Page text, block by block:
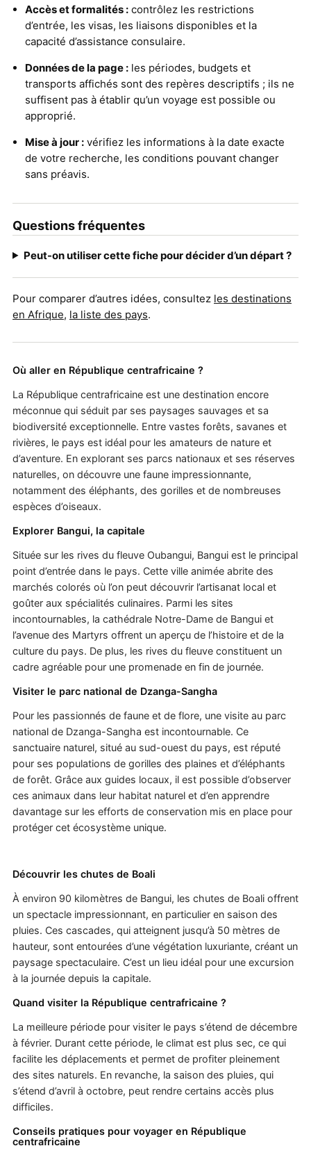
Accès et formalités : contrôlez les restrictions
d’entrée, les visas, les liaisons disponibles et la
capacité d’assistance consulaire.
Données de la page : les périodes, budgets et
transports affichés sont des repères descriptifs ; ils ne
suffisent pas à établir qu’un voyage est possible ou
approprié.
Mise à jour : vérifiez les informations à la date exacte
de votre recherche, les conditions pouvant changer
sans préavis.
Questions fréquentes
Peut-on utiliser cette fiche pour décider d’un départ ?
Pour comparer d’autres idées, consultez les destinations
en Afrique, la liste des pays.
Où aller en République centrafricaine ?
La République centrafricaine est une destination encore
méconnue qui séduit par ses paysages sauvages et sa
biodiversité exceptionnelle. Entre vastes forêts, savanes et
rivières, le pays est idéal pour les amateurs de nature et
d’aventure. En explorant ses parcs nationaux et ses réserves
naturelles, on découvre une faune impressionnante,
notamment des éléphants, des gorilles et de nombreuses
espèces d’oiseaux.
Explorer Bangui, la capitale
Située sur les rives du fleuve Oubangui, Bangui est le principal
point d’entrée dans le pays. Cette ville animée abrite des
marchés colorés où l’on peut découvrir l’artisanat local et
goûter aux spécialités culinaires. Parmi les sites
incontournables, la cathédrale Notre-Dame de Bangui et
l’avenue des Martyrs offrent un aperçu de l’histoire et de la
culture du pays. De plus, les rives du fleuve constituent un
cadre agréable pour une promenade en fin de journée.
Visiter le parc national de Dzanga-Sangha
Pour les passionnés de faune et de flore, une visite au parc
national de Dzanga-Sangha est incontournable. Ce
sanctuaire naturel, situé au sud-ouest du pays, est réputé
pour ses populations de gorilles des plaines et d’éléphants
de forêt. Grâce aux guides locaux, il est possible d’observer
ces animaux dans leur habitat naturel et d’en apprendre
davantage sur les efforts de conservation mis en place pour
protéger cet écosystème unique.
Découvrir les chutes de Boali
À environ 90 kilomètres de Bangui, les chutes de Boali offrent
un spectacle impressionnant, en particulier en saison des
pluies. Ces cascades, qui atteignent jusqu’à 50 mètres de
hauteur, sont entourées d’une végétation luxuriante, créant un
paysage spectaculaire. C’est un lieu idéal pour une excursion
à la journée depuis la capitale.
Quand visiter la République centrafricaine ?
La meilleure période pour visiter le pays s’étend de décembre
à février. Durant cette période, le climat est plus sec, ce qui
facilite les déplacements et permet de profiter pleinement
des sites naturels. En revanche, la saison des pluies, qui
s’étend d’avril à octobre, peut rendre certains accès plus
difficiles.
Conseils pratiques pour voyager en République
centrafricaine